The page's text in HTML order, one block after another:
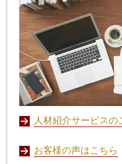
人材紹介サービスの
お客様の声はこちら